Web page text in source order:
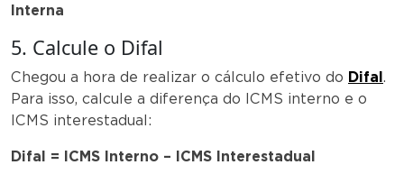
Interna
5. Calcule o Difal
Chegou a hora de realizar o cálculo efetivo do Difal.
Para isso, calcule a diferença do ICMS interno e o
ICMS interestadual:
Difal = ICMS Interno – ICMS Interestadual